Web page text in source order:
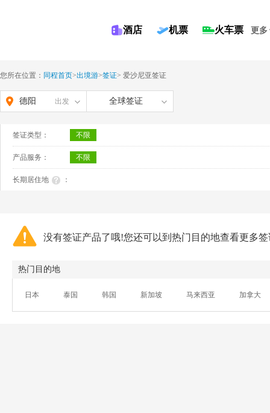
酒店 机票 火车票 更多
您所在位置： 同程首页>出境游>签证> 爱沙尼亚签证
德阳 出发 全球签证
签证类型： 不限
产品服务： 不限
长期居住地 ：
没有签证产品了哦!您还可以到热门目的地查看更多
热门目的地
日本 泰国 韩国 新加坡 马来西亚 加拿大